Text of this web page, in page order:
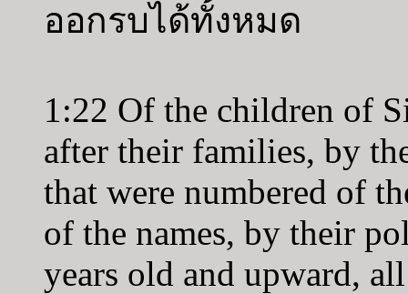
ออกรบได้ทั้งหมด
1:22 Of the children of
after their families, by
that were numbered of
of the names, by their
years old and upward,